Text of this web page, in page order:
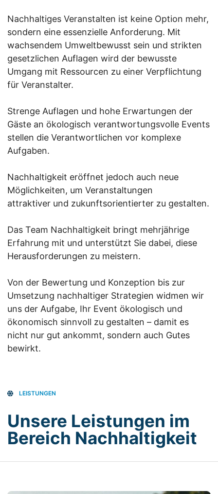
Nachhaltiges Veranstalten ist keine Option mehr,
sondern eine essenzielle Anforderung. Mit
wachsendem Umweltbewusst sein und strikten
gesetzlichen Auflagen wird der bewusste
Umgang mit Ressourcen zu einer Verpflichtung
für Veranstalter.
Strenge Auflagen und hohe Erwartungen der
Gäste an ökologisch verantwortungsvolle Events
stellen die Verantwortlichen vor komplexe
Aufgaben.
Nachhaltigkeit eröffnet jedoch auch neue
Möglichkeiten, um Veranstaltungen
attraktiver und zukunftsorientierter zu gestalten.
Das Team Nachhaltigkeit bringt mehrjährige
Erfahrung mit und unterstützt Sie dabei, diese
Herausforderungen zu meistern.
Von der Bewertung und Konzeption bis zur
Umsetzung nachhaltiger Strategien widmen wir
uns der Aufgabe, Ihr Event ökologisch und
ökonomisch sinnvoll zu gestalten – damit es
nicht nur gut ankommt, sondern auch Gutes
bewirkt.
LEISTUNGEN
Unsere Leistungen im
Bereich Nachhaltigkeit